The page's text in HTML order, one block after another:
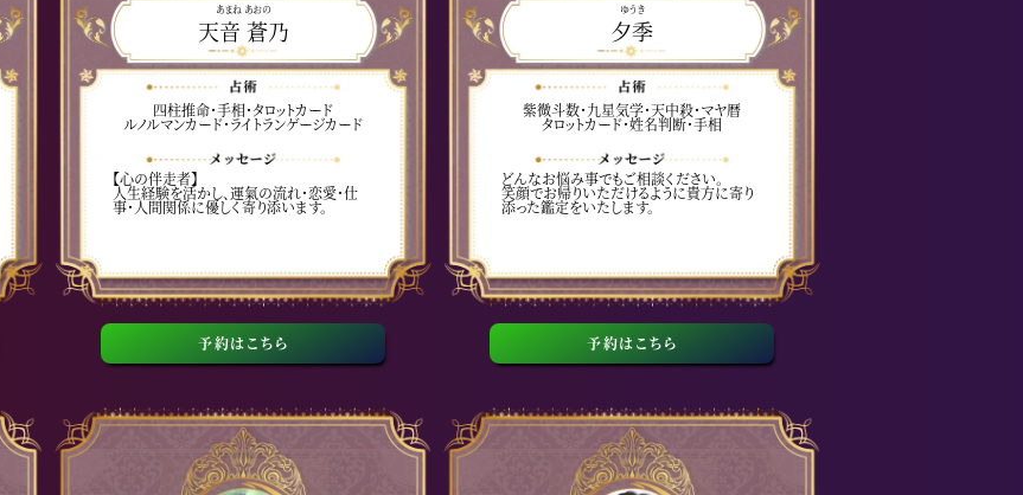
あまね あおの
天音 蒼乃
四柱推命・手相・タロットカード
ルノルマンカード・ライトランゲージカード
【心の伴走者】
人生経験を活かし、運氣の流れ・恋愛・仕
事・人間関係に優しく寄り添います。
予約はこちら
ゆうき
夕季
紫微斗数・九星気学・天中殺・マヤ暦
タロットカード・姓名判断・手相
どんなお悩み事でもご相談ください。
笑顔でお帰りいただけるように貴方に寄り
添った鑑定をいたします。
予約はこちら